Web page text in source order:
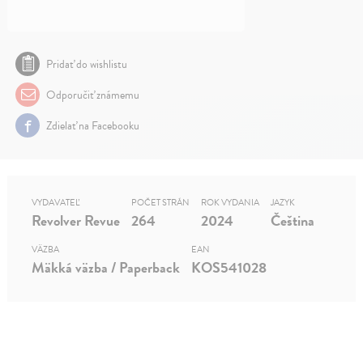
Pridať do wishlistu
Odporučiť známemu
Zdielať na Facebooku
VYDAVATEĽ
Revolver Revue
POČET STRÁN
264
ROK VYDANIA
2024
JAZYK
Čeština
VÄZBA
Mäkká väzba / Paperback
EAN
KOS541028